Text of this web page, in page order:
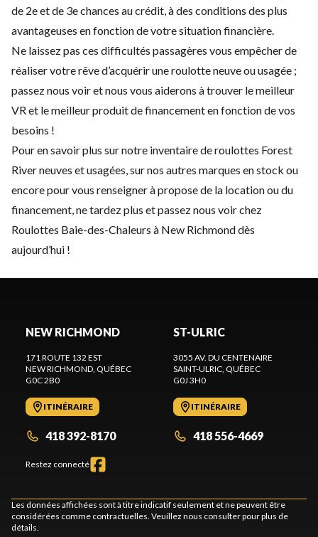
de 2e et de 3e chances au crédit, à des conditions des plus
avantageuses en fonction de votre situation financière.
Ne laissez pas ces difficultés passagères vous empêcher de
réaliser votre rêve d’acquérir une roulotte neuve ou usagée ;
passez nous voir et nous vous aiderons à trouver le meilleur
VR et le meilleur produit de financement en fonction de vos
besoins !
Pour en savoir plus sur notre inventaire de roulottes Forest
River neuves et usagées, sur nos autres marques en stock ou
encore pour vous renseigner à propose de la location ou du
financement, ne tardez plus et passez nous voir chez
Roulottes Baie-des-Chaleurs à New Richmond dès
aujourd’hui !
NEW RICHMOND
171 ROUTE 132 EST
NEW RICHMOND, QUÉBEC
G0C 2B0
ITINÉRAIRE
418 392-8170
Restez connecté
ST-ULRIC
3055 AV. DU CENTENAIRE
SAINT-ULRIC, QUÉBEC
G0J 3H0
ITINÉRAIRE
418 556-4669
Les données affichées sont à titre indicatif seulement et ne peuvent être
considérées comme contractuelles. Veuillez nous consulter pour plus de
détails.